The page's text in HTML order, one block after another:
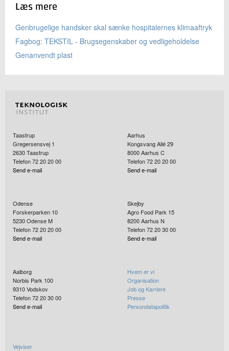
Læs mere
Genbrugelige handsker skal sænke hospitalernes klimaaftryk
Fagbog: TEKSTIL - Brugsegenskaber og vedligeholdelse
Genanvendt plast
Taastrup
Gregersensvej 1
2630Taastrup
Telefon 72 20 20 00
Send e-mail
Aarhus
Kongsvang Allé 29
8000Aarhus C
Telefon 72 20 20 00
Send e-mail
Odense
Forskerparken 10
5230Odense M
Telefon 72 20 20 00
Send e-mail
Skejby
Agro Food Park 15
8200Aarhus N
Telefon 72 20 30 00
Send e-mail
Aalborg
Norbis Park 100
9310Vodskov
Telefon 72 20 30 00
Send e-mail
Hvem er vi
Organisation
Job og Karriere
Presse
Persondatapolitik
Vejviser